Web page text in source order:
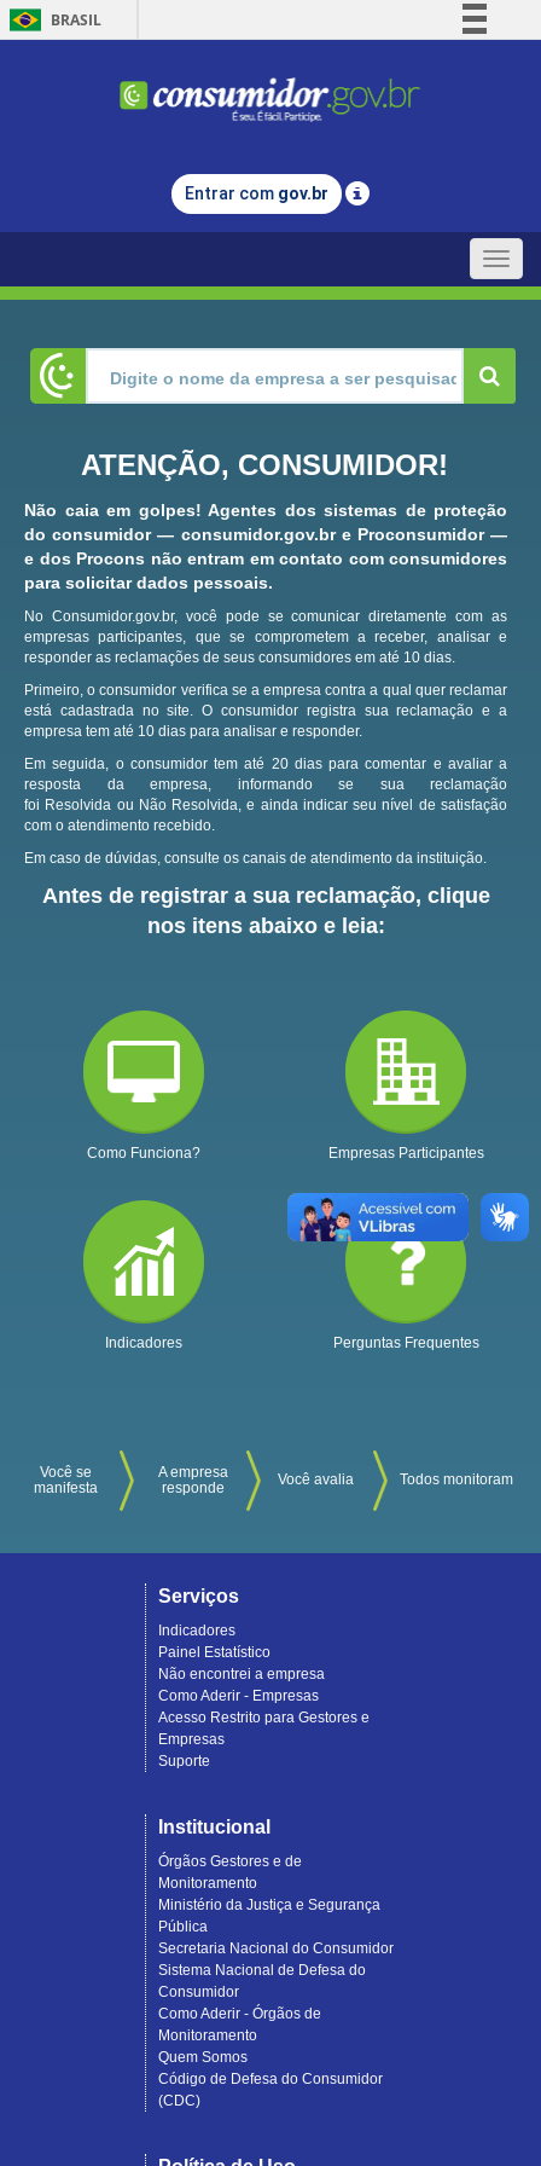
BRASIL
Comunica BR
Legislação
Entrar com gov.br
Toggle
ATENÇÃO, CONSUMIDOR!
Não caia em golpes! Agentes dos sistemas de proteção
do consumidor — consumidor.gov.br e Proconsumidor —
e dos Procons não entram em contato com consumidores
para solicitar dados pessoais.
No Consumidor.gov.br, você pode se comunicar diretamente com as
empresas participantes, que se comprometem a receber, analisar e
responder as reclamações de seus consumidores em até 10 dias.
Primeiro, o consumidor verifica se a empresa contra a qual quer reclamar
está cadastrada no site.O consumidor registra sua reclamação e a
empresa tem até 10 dias para analisar e responder.
Em seguida, o consumidor tem até 20 dias para comentar e avaliar a
resposta da empresa, informando se sua reclamação
foi Resolvida ou Não Resolvida, e ainda indicar seu nível de satisfação
com o atendimento recebido.
Em caso de dúvidas, consulte os canais de atendimento da instituição.
Antes de registrar a sua reclamação, clique
nos itens abaixo e leia:
Como Funciona? Empresas Participantes
Indicadores Perguntas Frequentes
Você se
manifesta
A empresa
responde
Você avalia Todos monitoram
Serviços
Indicadores
Painel Estatístico
Não encontrei a empresa
Como Aderir - Empresas
Acesso Restrito para Gestores e
Empresas
Suporte
Institucional
Órgãos Gestores e de
Monitoramento
Ministério da Justiça e Segurança
Pública
Secretaria Nacional do Consumidor
Sistema Nacional de Defesa do
Consumidor
Como Aderir - Órgãos de
Monitoramento
Quem Somos
Código de Defesa do Consumidor
(CDC)